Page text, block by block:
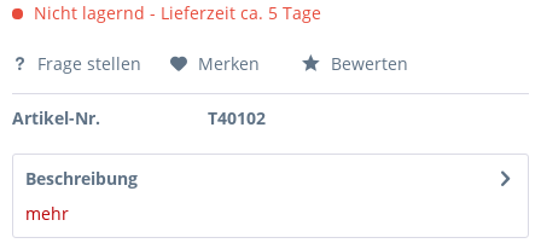
Nicht lagernd - Lieferzeit ca. 5 Tage
Frage stellen Merken Bewerten
Artikel-Nr. T40102
Beschreibung
mehr